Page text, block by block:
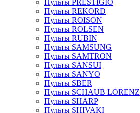
Пульты PRESTIGIO
Пульты REKORD
Пульты ROISON
Пульты ROLSEN
Пульты RUBIN
Пульты SAMSUNG
Пульты SAMTRON
Пульты SANSUI
Пульты SANYO
Пульты SBER
Пульты SCHAUB LORENZ
Пульты SHARP
Пульты SHIVAKI